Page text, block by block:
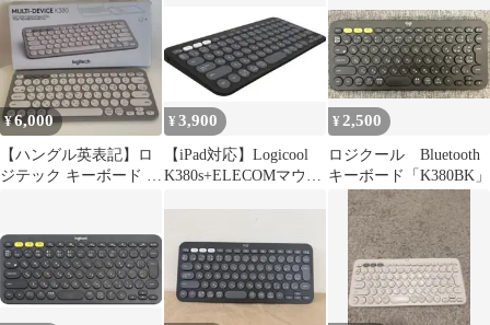
¥6,000
【ハングル英表記】ロ
ジテック キーボード グ
¥3,900
【iPad対応】Logicool
K380s+ELECOMマウス
¥ 2,500
ロジクール Bluetooth
キーボード「K380BK」